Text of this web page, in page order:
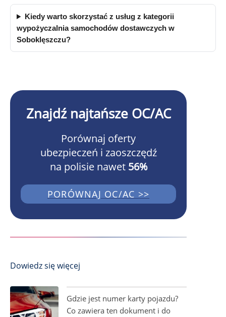
Kiedy warto skorzystać z usług z kategorii
wypożyczalnia samochodów dostawczych w
Soboklęszczu?
Znajdź najtańsze OC/AC
Porównaj oferty
ubezpieczeń i zaoszczędź
na polisie nawet 56%
PORÓWNAJ OC/AC >>
Dowiedz się więcej
Gdzie jest numer karty pojazdu?
Co zawiera ten dokument i do